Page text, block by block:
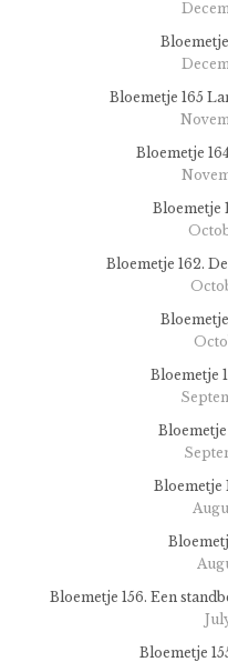
Bloemetje 165
Bloemetje
Bloemetje
Bloemetje 162.
Bloemetje
Bloemetje
Bloemetje
Bloemetje 156. Een
Bloemetje